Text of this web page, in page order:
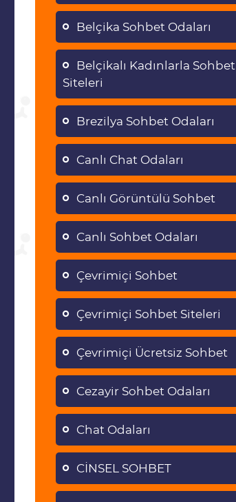
Belçika Sohbet Odaları
Belçikalı Kadınlarla Sohbet
Siteleri
Brezilya Sohbet Odaları
Canlı Chat Odaları
Canlı Görüntülü Sohbet
Canlı Sohbet Odaları
Çevrimiçi Sohbet
Çevrimiçi Sohbet Siteleri
Çevrimiçi Ücretsiz Sohbet
Cezayir Sohbet Odaları
Chat Odaları
CİNSEL SOHBET